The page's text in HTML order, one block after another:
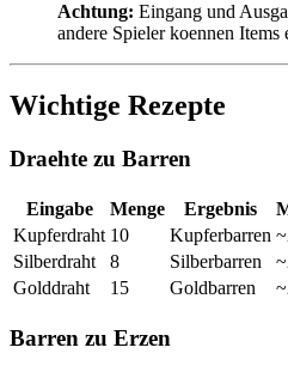
Achtung: Eingang und
andere Spieler koennen Items
Wichtige Rezepte
Draehte zu Barren
Eingabe Menge Ergebnis
Kupferdraht 10 Kupferbarren
Silberdraht
8 Silberbarren
Golddraht
15 Goldbarren
Barren zu Erzen